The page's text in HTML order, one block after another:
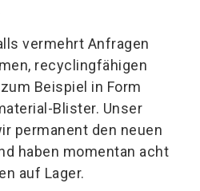
vermehrt Anfragen
recyclingfähigen
Beispiel in Form
Blister. Unser
permanent den neuen
haben momentan acht
auf Lager.